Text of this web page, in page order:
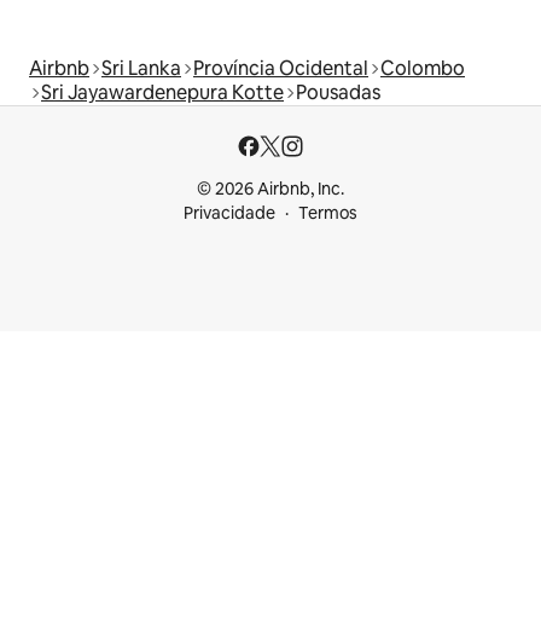
Airbnb Sri Lanka Província Ocidental Colombo
Sri Jayawardenepura Kotte Pousadas
© 2026 Airbnb, Inc.
Privacidade
Termos